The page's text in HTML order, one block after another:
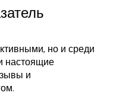
но и среди
настоящие
и